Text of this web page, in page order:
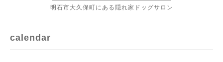
明石市大久保町にある隠れ家ドッグサロン
calendar